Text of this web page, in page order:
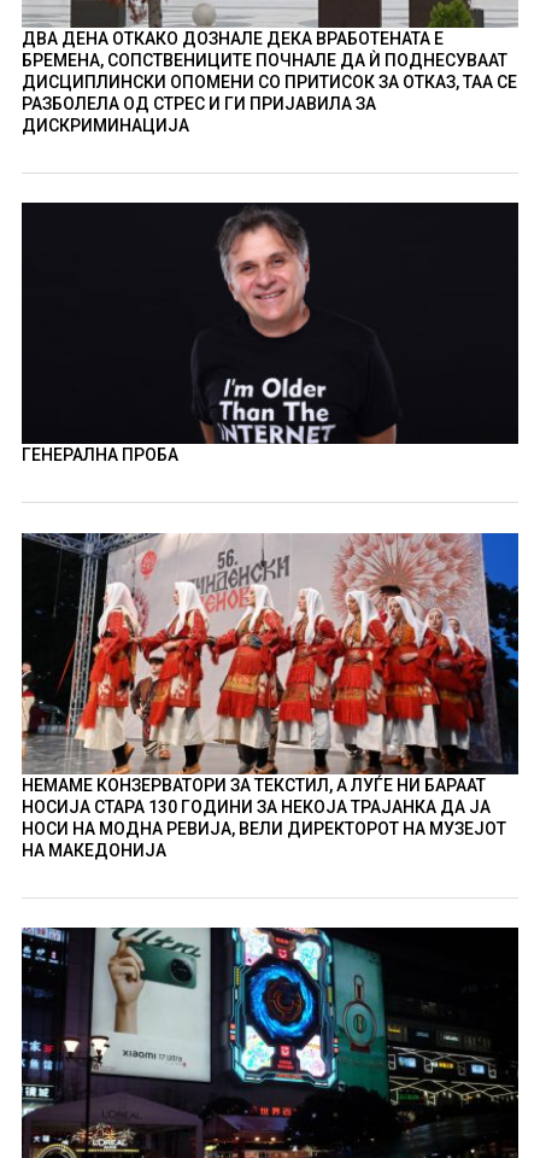
ДВА ДЕНА ОТКАКО ДОЗНАЛЕ ДЕКА ВРАБОТЕНАТА Е
БРЕМЕНА, СОПСТВЕНИЦИТЕ ПОЧНАЛЕ ДА Ѝ ПОДНЕСУВААТ
ДИСЦИПЛИНСКИ ОПОМЕНИ СО ПРИТИСОК ЗА ОТКАЗ, ТАА СЕ
РАЗБОЛЕЛА ОД СТРЕС И ГИ ПРИЈАВИЛА ЗА
ДИСКРИМИНАЦИЈА
ГЕНЕРАЛНА ПРОБА
НЕМАМЕ КОНЗЕРВАТОРИ ЗА ТЕКСТИЛ, А ЛУЃЕ НИ БАРААТ
НОСИЈА СТАРА 130 ГОДИНИ ЗА НЕКОЈА ТРАЈАНКА ДА ЈА
НОСИ НА МОДНА РЕВИЈА, ВЕЛИ ДИРЕКТОРОТ НА МУЗЕЈОТ
НА МАКЕДОНИЈА